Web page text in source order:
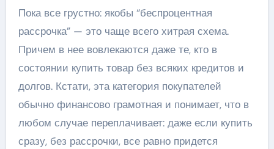
Пока все грустно: якобы “беспроцентная
рассрочка” — это чаще всего хитрая схема.
Причем в нее вовлекаются даже те, кто в
состоянии купить товар без всяких кредитов и
долгов. Кстати, эта категория покупателей
обычно финансово грамотная и понимает, что в
любом случае переплачивает: даже если купить
сразу, без рассрочки, все равно придется